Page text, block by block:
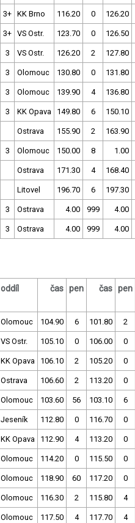
3+ KK Brno 116.20 0 126.20
3+ VS Ostr. 123.70 0 126.50
3 VS Ostr. 126.20 2 127.80
3 Olomouc 130.80 0 131.80
3 Olomouc 139.90 4 136.80
3 KK Opava 149.80 6 150.10
Ostrava 155.90 2 163.90
3 Olomouc 150.00 8 1.00
Ostrava 171.30 4 168.40
Litovel 196.70 6 197.30
3 Ostrava 4.00 999 4.00
3 Ostrava 4.00 999 4.00
oddíl čas pen čas pen
Olomouc 104.90 6 101.80 2
VS Ostr. 105.10 0 106.00 0
KK Opava 106.10 2 105.20 0
Ostrava 106.60 2 113.20 0
Olomouc 103.60 56 103.10 6
Jeseník 112.80 0 116.70 0
KK Opava 112.90 4 113.20 0
Olomouc 114.20 0 115.50 0
Olomouc 118.90 60 117.20 0
Olomouc 116.30 2 115.80 4
Olomouc 117.50 4 117.70 4